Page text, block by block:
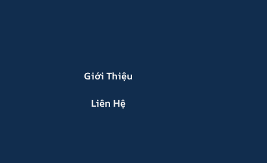
Giới Thiệu
Liên Hệ